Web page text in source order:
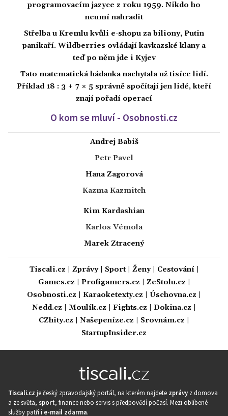
programovacím jazyce z roku 1959. Nikdo ho
neumí nahradit
Střelba u Kremlu kvůli e-shopu za biliony, Putin
panikaří. Wildberries ovládají kavkazské klany a
teď po něm jde i Kyjev
Tato matematická hádanka nachytala už tisíce lidí.
Příklad 18 : 3 + 7 × 5 správně spočítají jen lidé, kteří
znají pořadí operací
O kom se mluví - Osobnosti.cz
Andrej Babiš
Petr Pavel
Hana Zagorová
Kazma Kazmitch
Kim Kardashian
Karlos Vémola
Marek Ztracený
Tiscali.cz Zprávy| Sport| Ženy| Cestování|
Games.cz
Profigamers.cz ZeStolu.cz
Osobnosti.cz
Karaoketexty.cz Úschovna.cz
Nedd.cz
Moulík.cz Fights.cz Dokina.cz
CZhity.cz
Našepeníze.cz Srovnám.cz
StartupInsider.cz
Tiscali.cz je český zpravodajský portál, na kterém najdete zprávy z domova
a ze světa, sport, finance nebo servis s předpovědí počasí. Mezi oblíbené
služby patří i e-mail zdarma.